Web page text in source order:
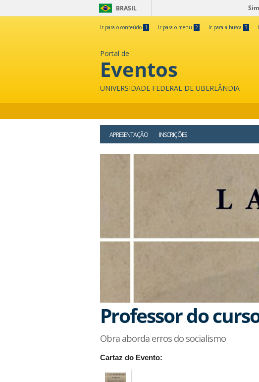
BRASIL
Ir para o conteúdo 1 Ir para o menu 2 Ir para a busca 3
Portal de
Eventos
UNIVERSIDADE FEDERAL DE UBERLÂNDIA
APRESENTAÇÃO INSCRIÇÕES
Professor do
Obra aborda erros do socialismo
Cartaz do Evento: